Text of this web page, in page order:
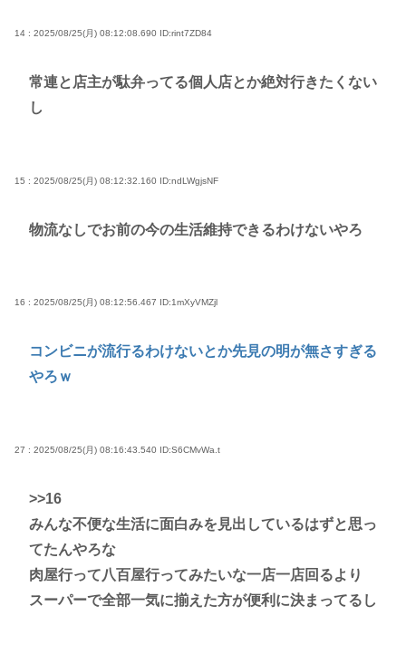
14 : 2025/08/25(月) 08:12:08.690 ID:rint7ZD84
常連と店主が駄弁ってる個人店とか絶対行きたくない
し
15 : 2025/08/25(月) 08:12:32.160 ID:ndLWgjsNF
物流なしでお前の今の生活維持できるわけないやろ
16 : 2025/08/25(月) 08:12:56.467 ID:1mXyVMZjl
コンビニが流行るわけないとか先見の明が無さすぎる
やろｗ
27 : 2025/08/25(月) 08:16:43.540 ID:S6CMvWa.t
>>16
みんな不便な生活に面白みを見出しているはずと思っ
てたんやろな
肉屋行って八百屋行ってみたいな一店一店回るより
スーパーで全部一気に揃えた方が便利に決まってるし